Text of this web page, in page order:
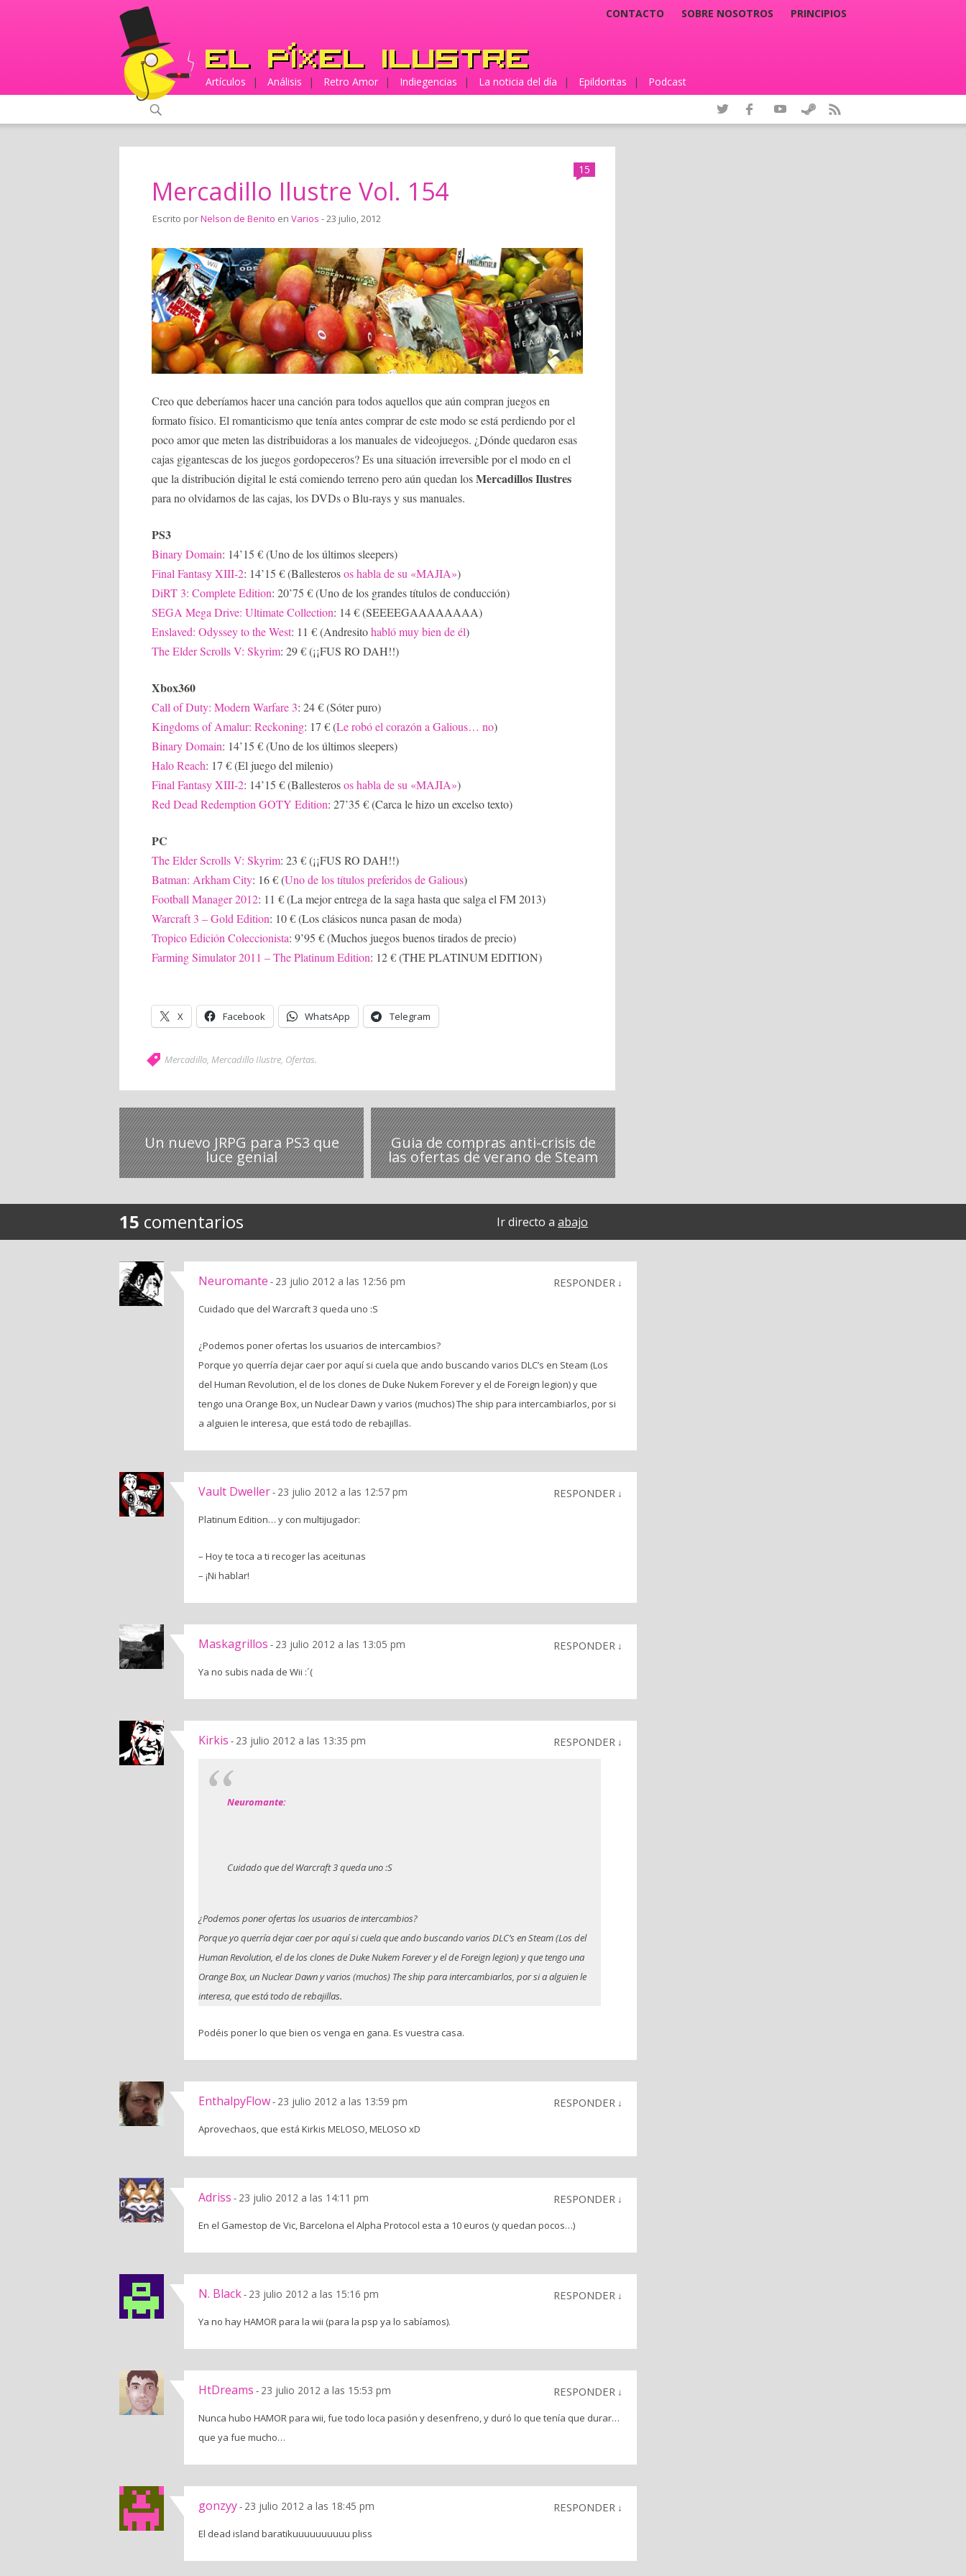
CONTACTO SOBRE NOSOTROS PRINCIPIOS
Artículos | Análisis | Retro Amor | Indiegencias | La noticia del día | Epildoritas | Podcast
15
Mercadillo Ilustre Vol. 154
Escrito porNelson de Benito en Varios - 23 julio, 2012
Creo que deberíamos hacer una canción para todos aquellos que aún compran juegos en
formato físico. El romanticismo que tenía antes comprar de este modo se está perdiendo por el
poco amor que meten las distribuidoras a los manuales de videojuegos. ¿Dónde quedaron esas
cajas gigantescas de los juegos gordopeceros? Es una situación irreversible por el modo en el
que la distribución digital le está comiendo terreno pero aún quedan losMercadillos Ilustres
para no olvidarnos de las cajas, los DVDs o Blu-rays y sus manuales.
PS3
Binary Domain: 14’15 € (Uno de los últimos sleepers)
Final Fantasy XIII-2: 14’15 € (Ballesterosos habla de su «MAJIA»)
DiRT 3: Complete Edition: 20’75 € (Uno de los grandes títulos de conducción)
SEGA Mega Drive: Ultimate Collection: 14 € (SEEEEGAAAAAAAA)
Enslaved: Odyssey to the West: 11 € (Andresitohabló muy bien de él)
The Elder Scrolls V: Skyrim: 29 € (¡¡FUS RO DAH!!)
Xbox360
Call of Duty: Modern Warfare 3: 24 € (Sóter puro)
Kingdoms of Amalur: Reckoning: 17 € (Le robó el corazón a Galious… no)
Binary Domain: 14’15 € (Uno de los últimos sleepers)
Halo Reach: 17 € (El juego del milenio)
Final Fantasy XIII-2: 14’15 € (Ballesterosos habla de su «MAJIA»)
Red Dead Redemption GOTY Edition: 27’35 € (Carca le hizo un excelso texto)
PC
The Elder Scrolls V: Skyrim: 23 € (¡¡FUS RO DAH!!)
Batman: Arkham City: 16 € (Uno de los títulos preferidos de Galious)
Football Manager 2012: 11 € (La mejor entrega de la saga hasta que salga el FM 2013)
Warcraft 3 – Gold Edition: 10 € (Los clásicos nunca pasan de moda)
Tropico Edición Coleccionista: 9’95 € (Muchos juegos buenos tirados de precio)
Farming Simulator 2011 – The Platinum Edition: 12 € (THE PLATINUM EDITION)
X Facebook WhatsApp Telegram
Mercadillo, Mercadillo Ilustre, Ofertas.
Un nuevo JRPG para PS3 que
luce genial
Guia de compras anti-crisis de
las ofertas de verano de Steam
15 comentarios Ir directo a abajo
Neuromante - 23 julio 2012 a las 12:56 pm RESPONDER ↓
Cuidado que del Warcraft 3 queda uno :S
¿Podemos poner ofertas los usuarios de intercambios?
Porque yo querría dejar caer por aquí si cuela que ando buscando varios DLC’s en Steam (Los
del Human Revolution, el de los clones de Duke Nukem Forever y el de Foreign legion) y que
tengo una Orange Box, un Nuclear Dawn y varios (muchos) The ship para intercambiarlos, por si
a alguien le interesa, que está todo de rebajillas.
Vault Dweller- 23 julio 2012 a las 12:57 pm RESPONDER ↓
Platinum Edition… y con multijugador:
– Hoy te toca a ti recoger las aceitunas
– ¡Ni hablar!
Maskagrillos - 23 julio 2012 a las 13:05 pm RESPONDER ↓
Ya no subis nada de Wii :´(
Kirkis - 23 julio 2012 a las 13:35 pm RESPONDER ↓
Neuromante:
Cuidado que del Warcraft 3 queda uno :S
¿Podemos poner ofertas los usuarios de intercambios?
Porque yo querría dejar caer por aquí si cuela que ando buscando varios DLC’s en Steam (Los del
Human Revolution, el de los clones de Duke Nukem Forever y el de Foreign legion) y que tengo una
Orange Box, un Nuclear Dawn y varios (muchos) The ship para intercambiarlos, por si a alguien le
interesa, que está todo de rebajillas.
Podéis poner lo que bien os venga en gana. Es vuestra casa.
EnthalpyFlow- 23 julio 2012 a las 13:59 pm RESPONDER ↓
Aprovechaos, que está Kirkis MELOSO, MELOSO xD
Adriss - 23 julio 2012 a las 14:11 pm RESPONDER ↓
En el Gamestop de Vic, Barcelona el Alpha Protocol esta a 10 euros (y quedan pocos…)
N. Black- 23 julio 2012 a las 15:16 pm RESPONDER ↓
Ya no hay HAMOR para la wii (para la psp ya lo sabíamos).
HtDreams - 23 julio 2012 a las 15:53 pm RESPONDER ↓
Nunca hubo HAMOR para wii, fue todo loca pasión y desenfreno, y duró lo que tenía que durar…
que ya fue mucho…
gonzyy- 23 julio 2012 a las 18:45 pm RESPONDER ↓
El dead island baratikuuuuuuuuuu pliss